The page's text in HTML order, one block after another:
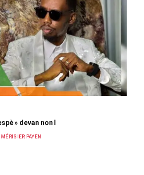
» devan non l
PAYEN